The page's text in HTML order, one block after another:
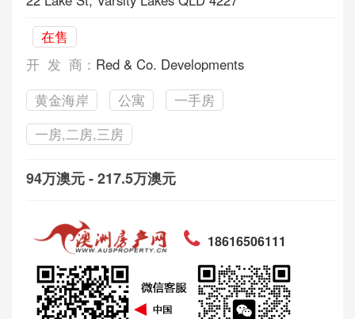
在售
开 发 商： Red & Co. Developments
黄金海岸
公寓
一手房
一房,二房,三房
94万澳元 - 217.5万澳元
18616506111